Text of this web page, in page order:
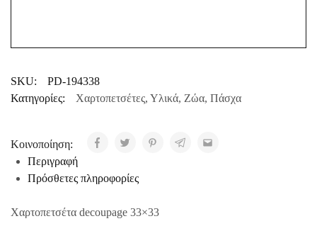
SKU:
PD-194338
Κατηγορίες:
Χαρτοπετσέτες, Υλικά, Ζώα, Πάσχα
Κοινοποίηση:
Περιγραφή
Πρόσθετες πληροφορίες
Χαρτοπετσέτα decoupage 33×33